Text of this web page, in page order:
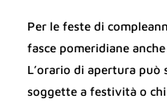
Per le feste di
fasce pomeridiane
L’orario di apertura può
soggette a festività o